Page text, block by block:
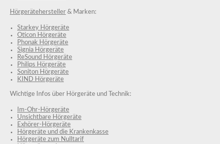
Hörgerätehersteller & Marken:
Starkey Hörgeräte
Oticon Hörgeräte
Phonak Hörgeräte
Signia Hörgeräte
ReSound Hörgeräte
Philips Hörgeräte
Soniton Hörgeräte
KIND Hörgeräte
Wichtige Infos über Hörgeräte und Technik:
Im-Ohr-Hörgeräte
Unsichtbare Hörgeräte
Exhörer-Hörgeräte
Hörgeräte und die Krankenkasse
Hörgeräte zum Nulltarif